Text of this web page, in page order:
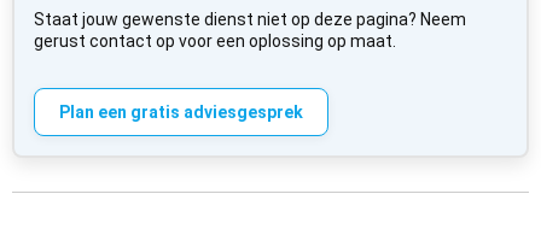
Staat jouw gewenste dienst niet op deze pagina? Neem
gerust contact op voor een oplossing op maat.
Plan een gratis adviesgesprek